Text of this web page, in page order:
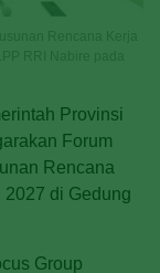
Provinsi
Forum
Rencana
2027 di Gedung
Group